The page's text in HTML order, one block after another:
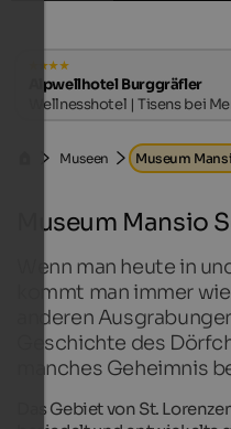
Alpwellhotel Burggräfler
Wellnesshotel | Tisens bei
Museen Museum
Museum Mansio
Wenn man heute in
kommt man immer
anderen
Geschichte des
manches Geheimnis
Das Gebiet von St.